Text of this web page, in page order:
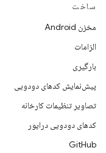
ساخت
مخزن Android
الزامات
بارگیری
پیش‌نمایش کدهای دودویی
تصاویر تنظیمات کارخانه
کدهای دودویی درایور
GitHub